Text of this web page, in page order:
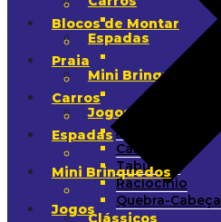
Espadas
Mini Brinquedos
Jogos
Arremesso
Cartas
Tabuleiro
Raciocínio
Quebra-Cabeça
Clássicos
Blocos de Montar
Praia
Carros
Espadas
Mini Brinquedos
Jogos